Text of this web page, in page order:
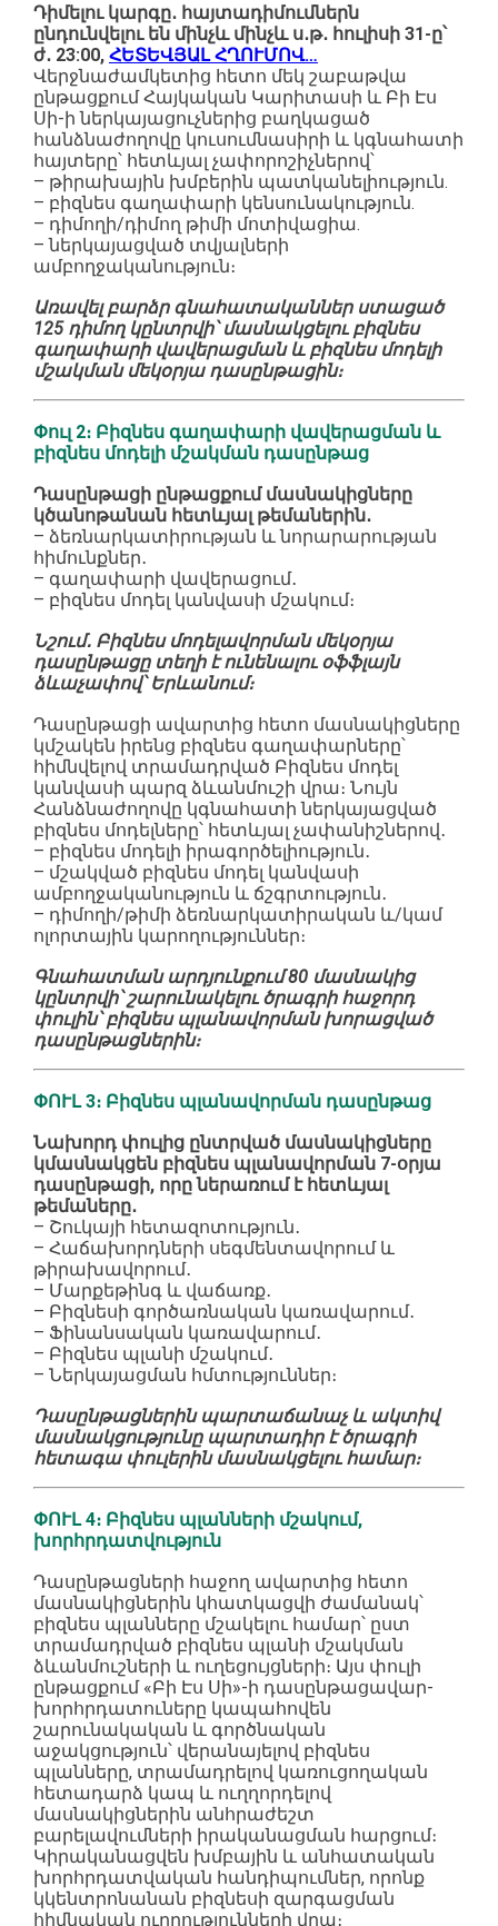
Դիմելու կարգը․ հայտադիմումներն
ընդունվելու են մինչև մինչև ս․թ․ հուլիսի 31-ը՝
ժ․ 23:00, ՀԵՏԵՎՅԱԼ ՀՂՈՒՄՈՎ…
Վերջնաժամկետից հետո մեկ շաբաթվա
ընթացքում Հայկական Կարիտասի և Բի Էս
Սի-ի ներկայացուչներից բաղկացած
հանձնաժողովը կուսումնասիրի և կգնահատի
հայտերը՝ հետևյալ չափորոշիչներով՝
– թիրախային խմբերին պատկանելիություն.
– բիզնես գաղափարի կենսունակություն.
– դիմողի/դիմող թիմի մոտիվացիա.
– ներկայացված տվյալների
ամբողջականություն։
Առավել բարձր գնահատականներ ստացած
125 դիմող կընտրվի՝ մասնակցելու բիզնես
գաղափարի վավերացման և բիզնես մոդելի
մշակման մեկօրյա դասընթացին։
Փուլ 2։ Բիզնես գաղափարի վավերացման և
բիզնես մոդելի մշակման դասընթաց
Դասընթացի ընթացքում մասնակիցները
կծանոթանան հետևյալ թեմաներին․
– ձեռնարկատիրության և նորարարության
հիմունքներ․
– գաղափարի վավերացում․
– բիզնես մոդել կանվասի մշակում։
Նշում․ Բիզնես մոդելավորման մեկօրյա
դասընթացը տեղի է ունենալու օֆֆլայն
ձևաչափով՝ Երևանում։
Դասընթացի ավարտից հետո մասնակիցները
կմշակեն իրենց բիզնես գաղափարները՝
հիմնվելով տրամադրված Բիզնես մոդել
կանվասի պարզ ձևանմուշի վրա։ Նույն
Հանձնաժողովը կգնահատի ներկայացված
բիզնես մոդելները՝ հետևյալ չափանիշներով․
– բիզնես մոդելի իրագործելիություն․
– մշակված բիզնես մոդել կանվասի
ամբողջականություն և ճշգրտություն․
– դիմողի/թիմի ձեռնարկատիրական և/կամ
ոլորտային կարողություններ։
Գնահատման արդյունքում 80 մասնակից
կընտրվի՝ շարունակելու ծրագրի հաջորդ
փուլին՝ բիզնես պլանավորման խորացված
դասընթացներին։
ՓՈՒԼ 3։ Բիզնես պլանավորման դասընթաց
Նախորդ փուլից ընտրված մասնակիցները
կմասնակցեն բիզնես պլանավորման 7-օրյա
դասընթացի, որը ներառում է հետևյալ
թեմաները․
– Շուկայի հետազոտություն․
– Հաճախորդների սեգմենտավորում և
թիրախավորում․
– Մարքեթինգ և վաճառք․
– Բիզնեսի գործառնական կառավարում․
– Ֆինանսական կառավարում․
– Բիզնես պլանի մշակում․
– Ներկայացման հմտություններ։
Դասընթացներին պարտաճանաչ և ակտիվ
մասնակցությունը պարտադիր է ծրագրի
հետագա փուլերին մասնակցելու համար։
ՓՈՒԼ 4։ Բիզնես պլանների մշակում,
խորհրդատվություն
Դասընթացների հաջող ավարտից հետո
մասնակիցներին կհատկացվի ժամանակ՝
բիզնես պլանները մշակելու համար՝ ըստ
տրամադրված բիզնես պլանի մշակման
ձևանմուշների և ուղեցույցների։ Այս փուլի
ընթացքում «Բի Էս Սի»-ի դասընթացավար-
խորհրդատուները կապահովեն
շարունակական և գործնական
աջակցություն՝ վերանայելով բիզնես
պլանները, տրամադրելով կառուցողական
հետադարձ կապ և ուղղորդելով
մասնակիցներին անհրաժեշտ
բարելավումների իրականացման հարցում։
Կիրականացվեն խմբային և անհատական
խորհրդատվական հանդիպումներ, որոնք
կկենտրոնանան բիզնեսի զարգացման
հիմնական ուղղությունների վրա։